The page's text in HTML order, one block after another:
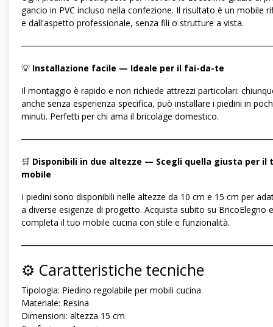
gancio in PVC incluso nella confezione. Il risultato è un mobile
e dall'aspetto professionale, senza fili o strutture a vista.
💡 Installazione facile — Ideale per il fai-da-te
Il montaggio è rapido e non richiede attrezzi particolari:
anche senza esperienza specifica, può installare i piedini in
minuti. Perfetti per chi ama il bricolage domestico.
🛒 Disponibili in due altezze — Scegli quella giusta per il
mobile
I piedini sono disponibili nelle altezze da 10 cm e 15 cm per
a diverse esigenze di progetto. Acquista subito su BricoElegno e
completa il tuo mobile cucina con stile e funzionalità.
⚙️ Caratteristiche tecniche
Tipologia: Piedino regolabile per mobili cucina
Materiale: Resina
Dimensioni: altezza 15 cm